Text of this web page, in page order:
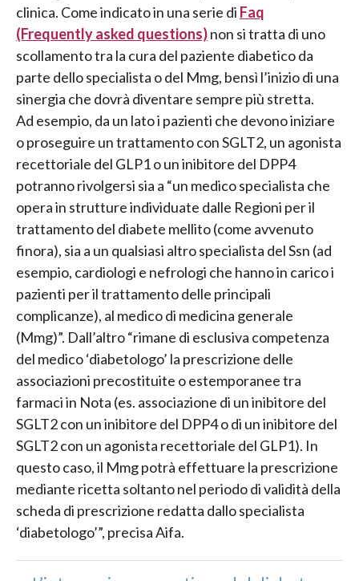
clinica. Come indicato in una serie di Faq
(Frequently asked questions)non si tratta di uno
scollamento tra la cura del paziente diabetico da
parte dello specialista o del Mmg, bensì l’inizio di una
sinergia che dovrà diventare sempre più stretta.
Ad esempio, da un lato i pazienti che devono iniziare
o proseguire un trattamento con SGLT2, un agonista
recettoriale del GLP1 o un inibitore del DPP4
potranno rivolgersi sia a “un medico specialista che
opera in strutture individuate dalle Regioni per il
trattamento del diabete mellito (come avvenuto
finora), sia a un qualsiasi altro specialista del Ssn (ad
esempio, cardiologi e nefrologi che hanno in carico i
pazienti per il trattamento delle principali
complicanze), al medico di medicina generale
(Mmg)”. Dall’altro “rimane di esclusiva competenza
del medico ‘diabetologo’ la prescrizione delle
associazioni precostituite o estemporanee tra
farmaci in Nota (es. associazione di un inibitore del
SGLT2 con un inibitore del DPP4 o di un inibitore del
SGLT2 con un agonista recettoriale del GLP1). In
questo caso, il Mmg potrà effettuare la prescrizione
mediante ricetta soltanto nel periodo di validità della
scheda di prescrizione redatta dallo specialista
‘diabetologo’”, precisa Aifa.